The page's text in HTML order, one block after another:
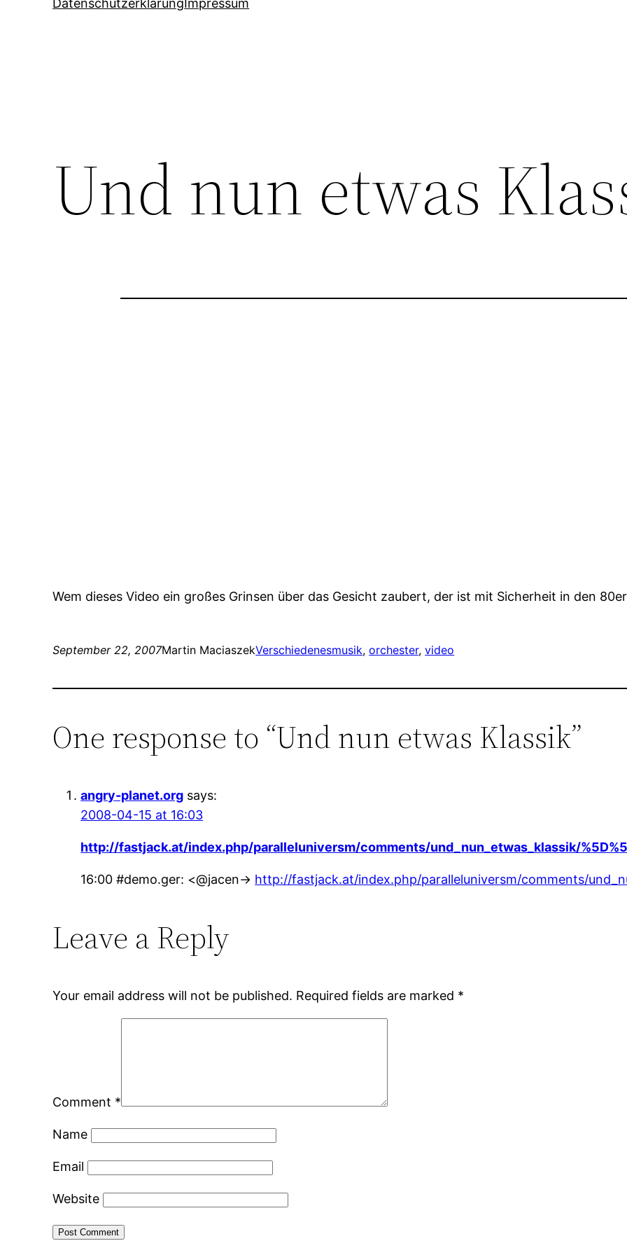
DatenschutzerklärungImpressum
Und nun etwas
Wem dieses Video ein großes Grinsen über das Gesicht zaubert, der ist mit Sicherheit in den
September 22, 2007Martin MaciaszekVerschiedenesmusik, orchester, video
One response to “Und nun etwas Klassik”
angry-planet.org says:
2008-04-15 at 16:03
http://fastjack.at/index.php/paralleluniversm/comments/und_nun_etwas_klassik/
16:00 #demo.ger: <@jacen-> http://fastjack.at/index.php/paralleluniversm/comments/
Leave a Reply
Your email address will not be published. Required fields are marked *
Comment *
Name
Email
Website